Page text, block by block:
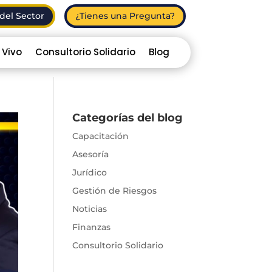
Sector ¿Tienes una Pregunta?
Consultorio Solidario Blog
Categorías del blog
Capacitación
Asesoría
Jurídico
Gestión de Riesgos
Noticias
Finanzas
Consultorio Solidario